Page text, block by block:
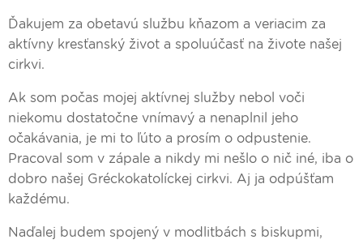
Ďakujem za obetavú službu kňazom a veriacim za
aktívny kresťanský život a spoluúčasť na živote našej
cirkvi.
Ak som počas mojej aktívnej služby nebol voči
niekomu dostatočne vnímavý a nenaplnil jeho
očakávania, je mi to ľúto a prosím o odpustenie.
Pracoval som v zápale a nikdy mi nešlo o nič iné, iba o
dobro našej Gréckokatolíckej cirkvi. Aj ja odpúšťam
každému.
Naďalej budem spojený v modlitbách s biskupmi,